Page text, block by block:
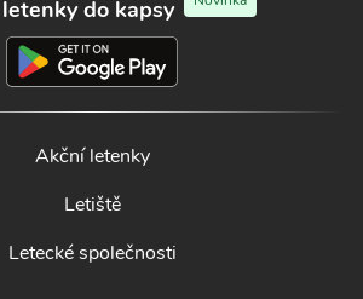
do kapsy
Akční letenky
Letiště
Letecké společnosti